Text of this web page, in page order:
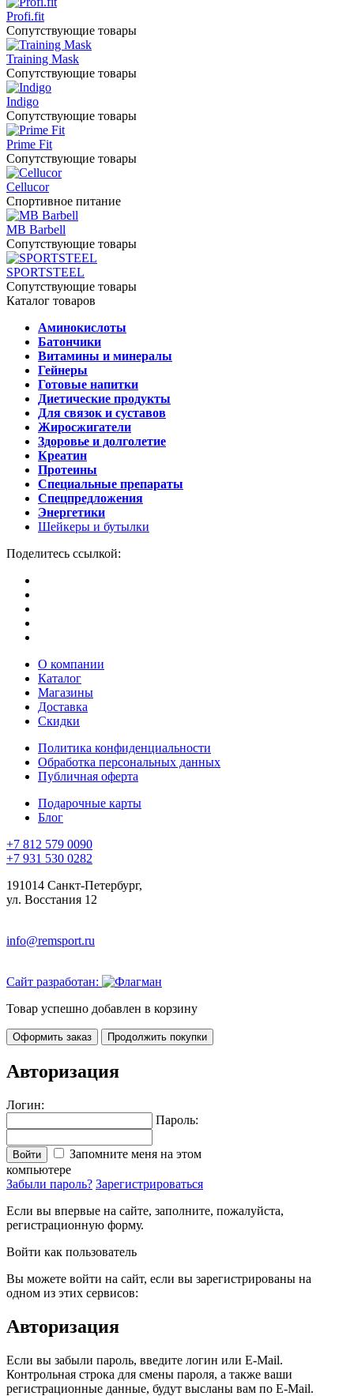
Profi.fit
Сопутствующие товары
Training Mask
Сопутствующие товары
Indigo
Сопутствующие товары
Prime Fit
Сопутствующие товары
Cellucor
Спортивное питание
MB Barbell
Сопутствующие товары
SPORTSTEEL
Сопутствующие товары
Каталог товаров
Аминокислоты
Батончики
Витамины и минералы
Гейнеры
Готовые напитки
Диетические продукты
Для связок и суставов
Жиросжигатели
Здоровье и долголетие
Креатин
Протеины
Специальные препараты
Спецпредложения
Энергетики
Шейкеры и бутылки
Поделитесь ссылкой:
О компании
Каталог
Магазины
Доставка
Скидки
Политика конфиденциальности
Обработка персональных данных
Публичная оферта
Подарочные карты
Блог
+7 812 579 0090
+7 931 530 0282
191014 Санкт-Петербург,
ул. Восстания 12
info@remsport.ru
Сайт разработан:
Товар успешно добавлен в корзину
Оформить заказ Продолжить покупки
Авторизация
Логин:
Пароль:
Войти
Запомните меня на этом
компьютере
Забыли пароль? Зарегистрироваться
Если вы впервые на сайте, заполните, пожалуйста,
регистрационную форму.
Войти как пользователь
Вы можете войти на сайт, если вы зарегистрированы на
одном из этих сервисов:
Авторизация
Если вы забыли пароль, введите логин или E-Mail.
Контрольная строка для смены пароля, а также ваши
регистрационные данные, будут высланы вам по E-Mail.